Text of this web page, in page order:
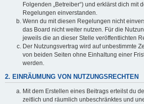
Folgenden „Betreiber“) und erklärst dich mit
Regelungen einverstanden.
Wenn du mit diesen Regelungen nicht
das Board nicht weiter nutzen. Für die
jeweils die an dieser Stelle veröffentlichten
Der Nutzungsvertrag wird auf unbestimmte
von beiden Seiten ohne Einhaltung einer
werden.
2. EINRÄUMUNG VON NUTZUNGSRECHTEN
Mit dem Erstellen eines Beitrags erteilst du
zeitlich und räumlich unbeschränktes und